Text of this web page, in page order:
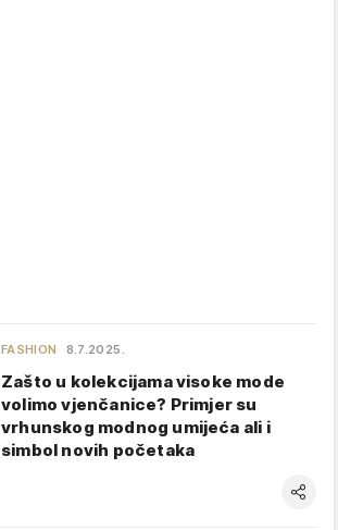
FASHION 8.7.2025.
Zašto u kolekcijama visoke mode
volimo vjenčanice? Primjer su
vrhunskog modnog umijeća ali i
simbol novih početaka